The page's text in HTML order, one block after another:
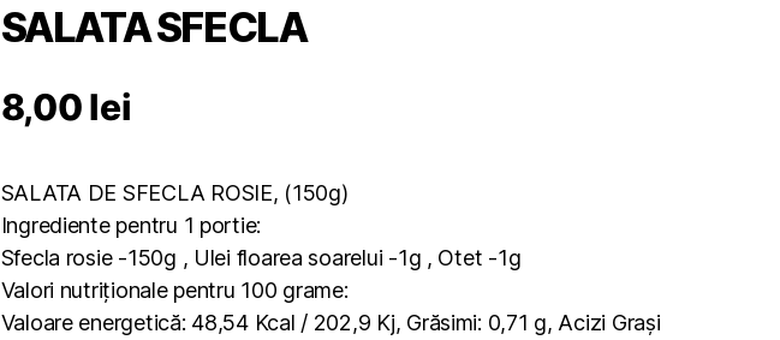
SALATA SFECLA
8,00lei
SALATA DE SFECLA ROSIE, (150g)
Ingrediente pentru 1 portie:
Sfecla rosie -150g , Ulei floarea soarelui -1g , Otet -1g
Valori nutriționale pentru 100 grame:
Valoare energetică: 48,54 Kcal / 202,9 Kj, Grăsimi: 0,71 g, Acizi Grași